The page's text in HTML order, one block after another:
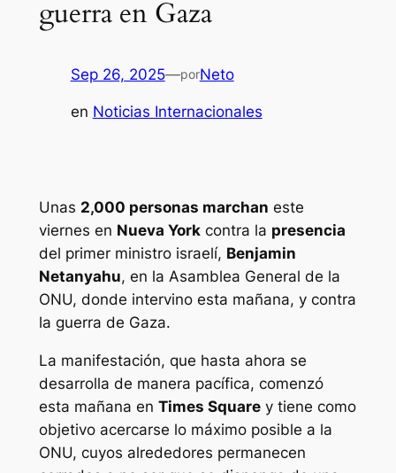
guerra en Gaza
Sep 26, 2025—porNeto
en Noticias Internacionales
Unas 2,000 personas marchan este
viernes en Nueva Yorkcontra la presencia
del primer ministro israelí, Benjamin
Netanyahu, en la Asamblea General de la
ONU, donde intervino esta mañana, y contra
la guerra de Gaza.
La manifestación, que hasta ahora se
desarrolla de manera pacífica, comenzó
esta mañana en Times Squarey tiene como
objetivo acercarse lo máximo posible a la
ONU, cuyos alrededores permanecen